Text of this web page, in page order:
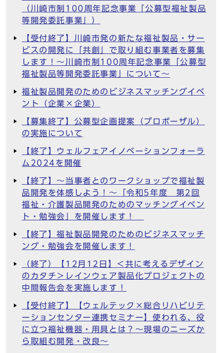
（川崎市制100周年記念事業「公募型福祉製品
等開発委託事業」）
【受付終了】川崎市発の新たな福祉製品・サー
ビスの開発に「共創」で取り組む事業者を募集
します！～川崎市制100周年記念事業「公募型
福祉製品等開発委託事業」について～
福祉製品開発のためのビジネスマッチングイベ
ント（企業×企業）
【募集終了】公募型企画提案（プロポーザル）
の実施について
【終了】ウェルフェアイノベーションフォーラ
ム2024を開催
【終了】～当事者とのワークショップで福祉製
品開発を体感しよう！～「令和5年度 第2回
福祉・介護製品開発のためのマッチングイベン
ト・勉強会」を開催します！
【終了】福祉製品開発のためのビジネスマッチ
ング・勉強会を開催します！
（終了）【12月12日】＜共に考えるデザイン
のカタチ＞レインウェア製品化プロジェクトの
中間報告会を実施します！
【受付終了】【ウェルテック×総合リハビリテ
ーションセンター連携セミナー】使われる、役
に立つ福祉機器・用具とは？～現場のニーズか
ら取組む開発・改良～